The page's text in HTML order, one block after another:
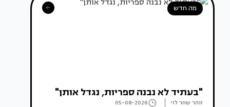
מה חדש
"בעתיד לא נבנה ספריות, נגדל אותן"
זוהר שחר לוי 05-08-2026